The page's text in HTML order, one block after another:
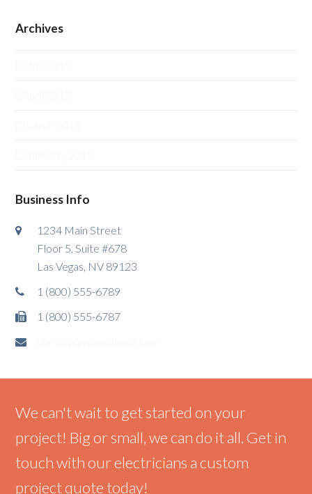
Archives
Business Info
1234 Main Street
Floor 5, Suite #678
Las Vegas, NV 89123
1 (800) 555-6789
1 (800) 555-6787
We can't wait to get started on your
project! Big or small, we can do it all. Get in
touch with our electricians a custom
project quote today!